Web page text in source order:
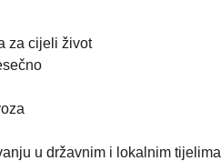
za cijeli život
u državnim i lokalnim tijelima